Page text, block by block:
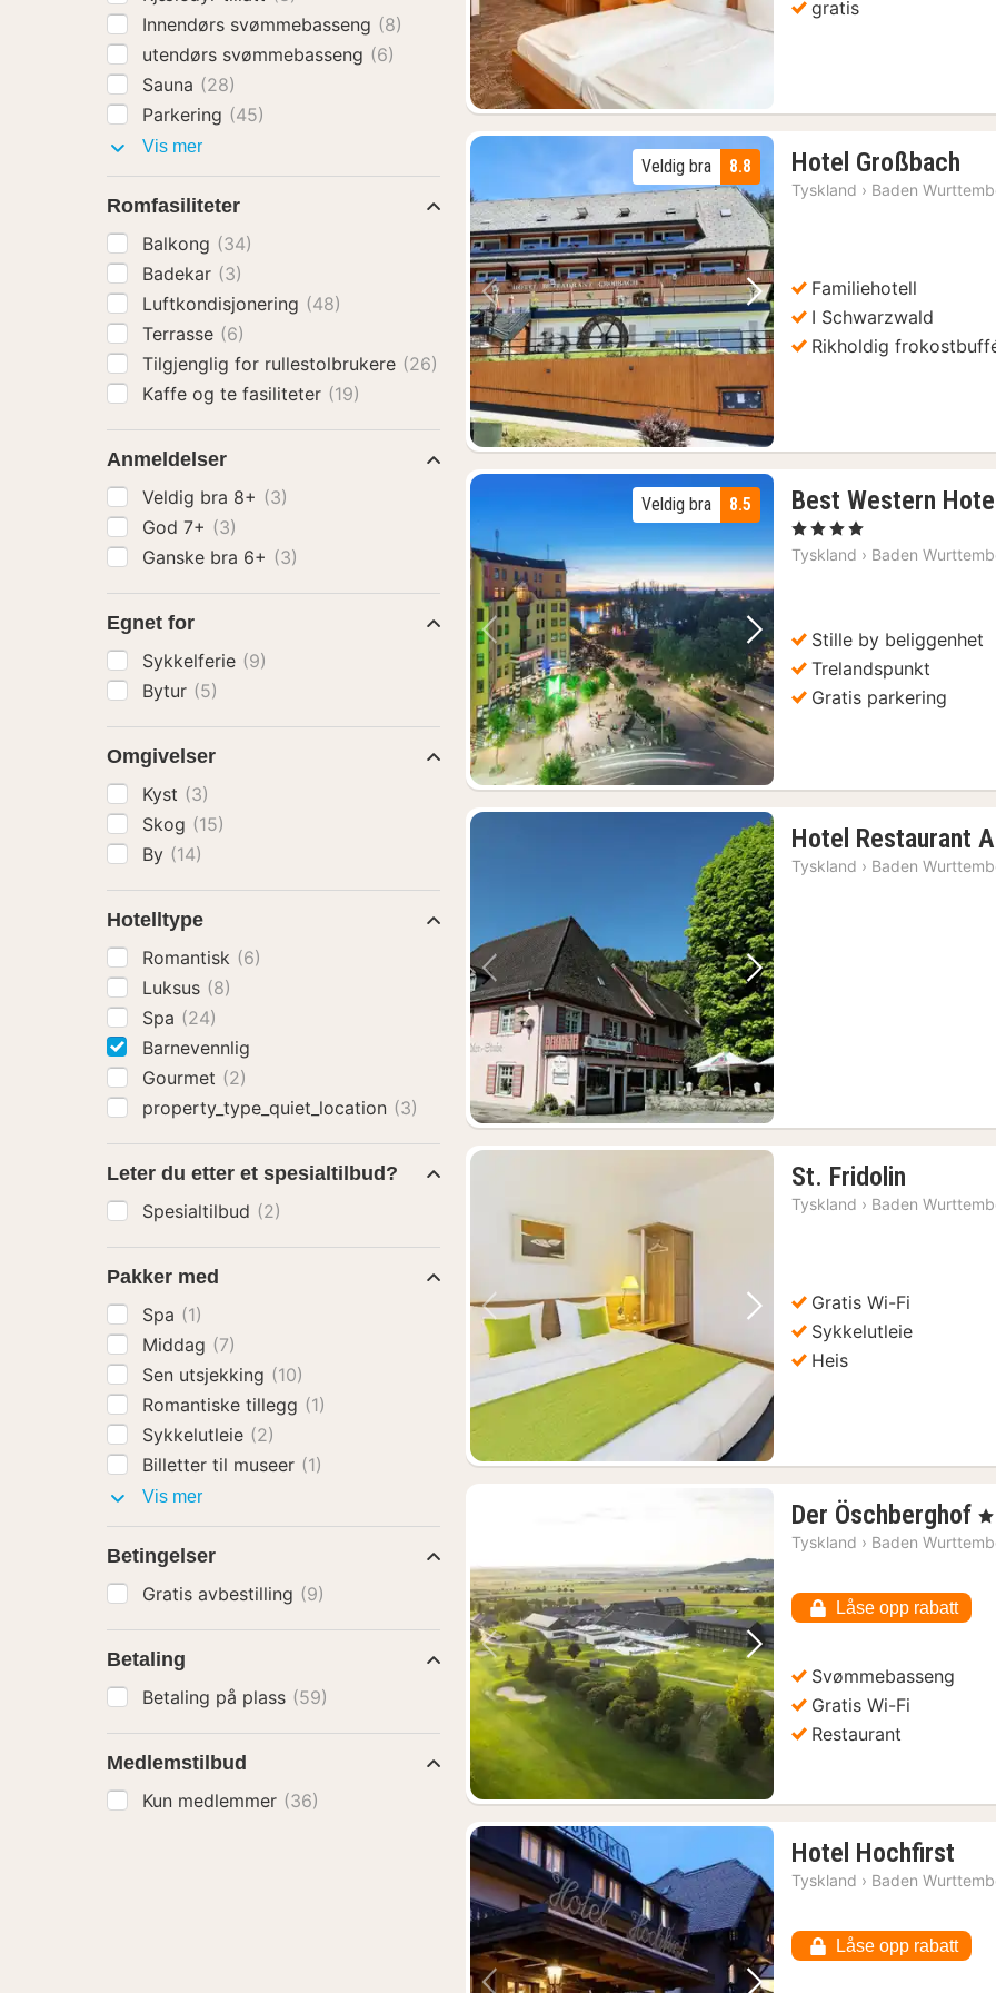
gratis
Forrige bilde Neste bilde
8.8
Veldig bra Hotel Großbach
Tyskland › Baden
Familiehotell
I Schwarzwald
Rikholdig
Forrige bilde Neste bilde
8.5
Veldig bra Best Western
, 4 Stjerner
Tyskland › Baden
Stille by beliggenhet
Trelandspunkt
Gratis parkering
Forrige bilde Neste bilde
Hotel Restaurant
Tyskland › Baden
Forrige bilde Neste bilde
St. Fridolin
natt
Tyskland › Baden
Gratis Wi-Fi
Sykkelutleie
Heis
Forrige bilde Neste bilde
Der Öschberghof 1
, 5
Tyskland › Baden
Låse opp rabatt
Svømmebasseng
Gratis Wi-Fi
Restaurant
Hotel Hochfirst
natt
1619
kr.
Tyskland › Baden
Låse opp rabatt
Innendørs svømmebasseng (8)
utendørs svømmebasseng (6)
Sauna (28)
Parkering (45)
Vis merFasiliteter
Romfasiliteter
Balkong (34)
Badekar (3)
Luftkondisjonering (48)
Terrasse (6)
Tilgjenglig for rullestolbrukere (26)
Kaffe og te fasiliteter (19)
Anmeldelser
Veldig bra 8+ (3)
God 7+ (3)
Ganske bra 6+ (3)
Egnet for
Sykkelferie (9)
Bytur (5)
Omgivelser
Kyst (3)
Skog (15)
By (14)
Hotelltype
Romantisk (6)
Luksus (8)
Spa (24)
Barnevennlig
Gourmet (2)
property_type_quiet_location (3)
Leter du etter et spesialtilbud?
Spesialtilbud (2)
Pakker med
Spa (1)
Middag (7)
Sen utsjekking (10)
Romantiske tillegg (1)
Sykkelutleie (2)
Billetter til museer (1)
Vis merPakker
Betingelser
Gratis avbestilling (9)
Betaling
Betaling på plass (59)
Medlemstilbud
Kun medlemmer (36)